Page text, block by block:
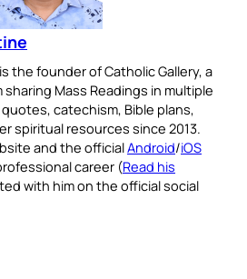
the founder of Catholic Gallery, a
Mass Readings in multiple
catechism, Bible plans,
spiritual resources since 2013.
and the officialAndroid/iOS
career (Read his
with him on the official social